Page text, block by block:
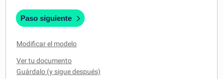
Paso siguiente
Modificar el modelo
Ver tu documento